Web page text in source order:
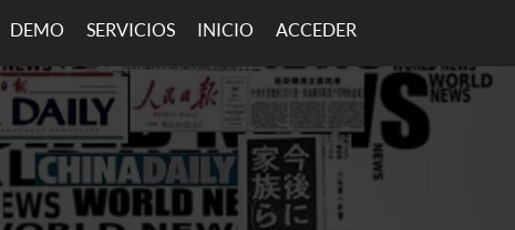
ACCEDER
INICIO
SERVICIOS
DEMO